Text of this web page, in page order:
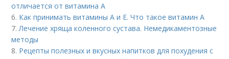
отличается от витамина А
6. Как принимать витамины А и Е. Что такое витамин А
7.Лечение хряща коленного сустава. Немедикаментозные
методы
8. Рецепты полезных и вкусных напитков для похудения с